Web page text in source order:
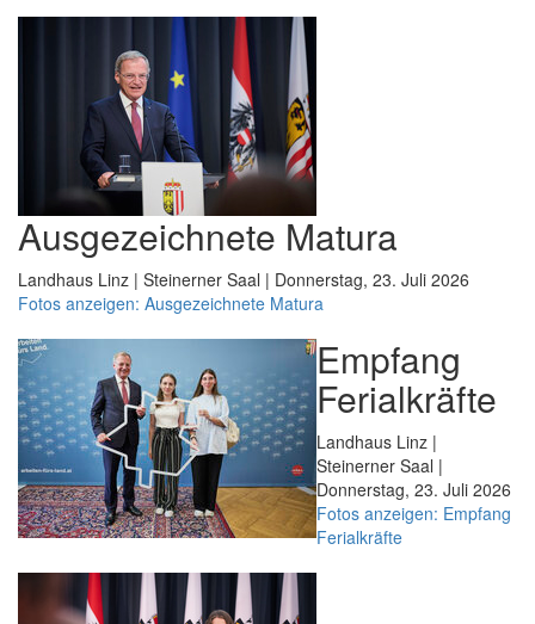
Ausgezeichnete Matura
Landhaus Linz | Steinerner Saal | Donnerstag, 23. Juli 2026
Fotos anzeigen: Ausgezeichnete Matura
Empfang
Ferialkräfte
Landhaus Linz |
Steinerner Saal |
Donnerstag, 23. Juli 2026
Fotos anzeigen: Empfang
Ferialkräfte